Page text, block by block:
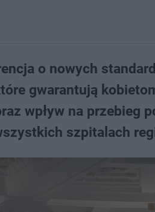
o nowych
gwarantują
wpływ na przebieg
szpitalach